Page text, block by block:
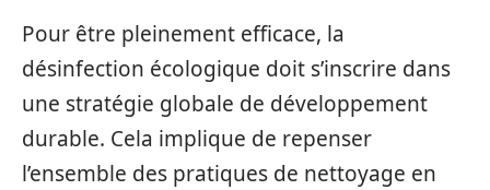
Pour être pleinement efficace, la
désinfection écologique doit s’inscrire dans
une stratégie globale de développement
durable. Cela implique de repenser
l’ensemble des pratiques de nettoyage en